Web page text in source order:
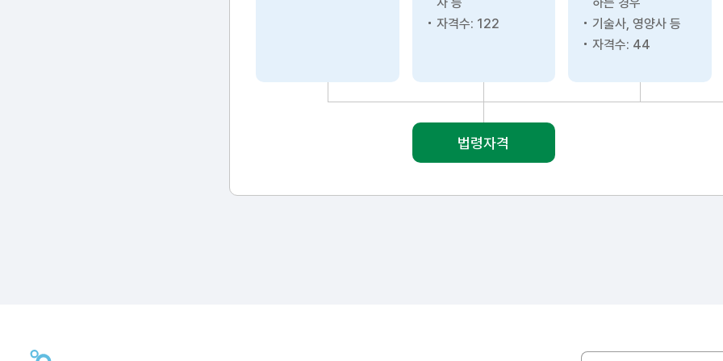
자격수: 122
법령자격
기술사, 영양사 등
자격수: 44